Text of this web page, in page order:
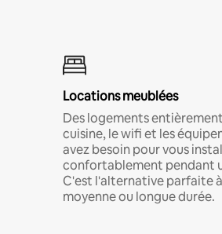
Locations meublées
Des logements
cuisine, le wifi et les
avez besoin pour vous
confortablement pendant
C'est l'alternative parfaite
moyenne ou longue durée.